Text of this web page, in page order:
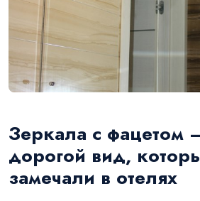
Зеркала с фацетом
дорогой вид,
замечали в отелях